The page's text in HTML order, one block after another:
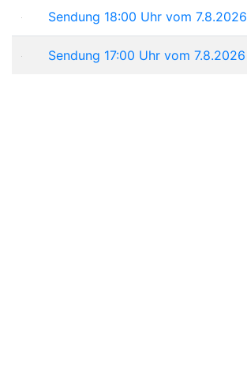
Sendung 18:00 Uhr vom 7.8.2026
Sendung 17:00 Uhr vom 7.8.2026